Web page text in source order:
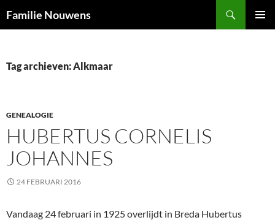
naar
Familie Nouwens
Tag archieven: Alkmaar
GENEALOGIE
HUBERTUS CORNELIS
JOHANNES
24 FEBRUARI 2016
Vandaag 24 februari in 1925 overlijdt in Breda Hubertus